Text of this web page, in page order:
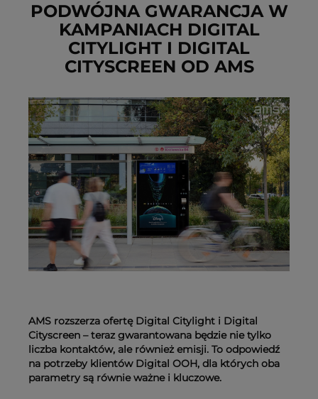
USUŃ ZE SCHOWKA
PODWÓJNA GWARANCJA W
KAMPANIACH DIGITAL
CITYLIGHT I DIGITAL
CITYSCREEN OD AMS
AMS rozszerza ofertę Digital Citylight i Digital
Cityscreen – teraz gwarantowana będzie nie tylko
liczba kontaktów, ale również emisji. To odpowiedź
na potrzeby klientów Digital OOH, dla których oba
parametry są równie ważne i kluczowe.